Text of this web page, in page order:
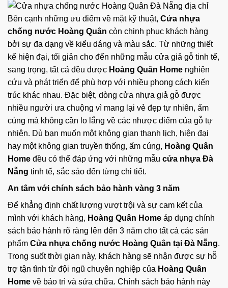
Bên cạnh những ưu điểm về mặt kỹ thuật, Cửa nhựa
chống nước Hoàng Quân còn chinh phục khách hàng
bởi sự đa dạng về kiểu dáng và màu sắc. Từ những thiết
kế hiện đại, tối giản cho đến những mẫu cửa giả gỗ tinh tế,
sang trọng, tất cả đều được Hoàng Quân Home nghiên
cứu và phát triển để phù hợp với nhiều phong cách kiến
trúc khác nhau. Đặc biệt, dòng cửa nhựa giả gỗ được
nhiều người ưa chuộng vì mang lại vẻ đẹp tự nhiên, ấm
cúng mà không cần lo lắng về các nhược điểm của gỗ tự
nhiên. Dù bạn muốn một không gian thanh lịch, hiện đại
hay một không gian truyền thống, ấm cúng, Hoàng Quân
Home đều có thể đáp ứng với những mẫu cửa nhựa Đà
Nẵng tinh tế, sắc sảo đến từng chi tiết.
An tâm với chính sách bảo hành vàng 3 năm
Để khẳng định chất lượng vượt trội và sự cam kết của
mình với khách hàng, Hoàng Quân Home áp dụng chính
sách bảo hành rõ ràng lên đến 3 năm cho tất cả các sản
phẩm Cửa nhựa chống nước Hoàng Quân tại Đà Nẵng.
Trong suốt thời gian này, khách hàng sẽ nhận được sự hỗ
trợ tận tình từ đội ngũ chuyên nghiệp của Hoàng Quân
Home về bảo trì và sửa chữa. Chính sách bảo hành này